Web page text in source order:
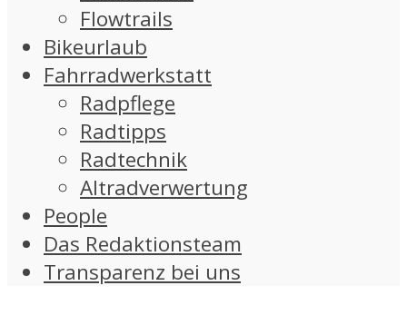
Flowtrails
Bikeurlaub
Fahrradwerkstatt
Radpflege
Radtipps
Radtechnik
Altradverwertung
People
Das Redaktionsteam
Transparenz bei uns